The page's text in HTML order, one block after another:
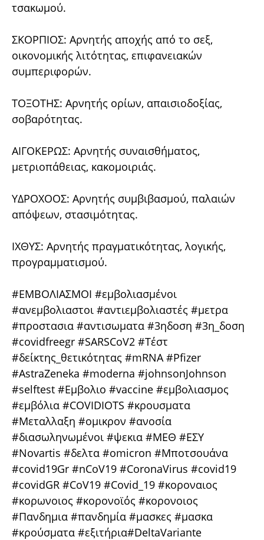
τσακωμού.
ΣΚΟΡΠΙΟΣ: Αρνητής αποχής από το σεξ,
οικονομικής λιτότητας, επιφανειακών
συμπεριφορών.
ΤΟΞΟΤΗΣ: Αρνητής ορίων, απαισιοδοξίας,
σοβαρότητας.
ΑΙΓΟΚΕΡΩΣ: Αρνητής συναισθήματος,
μετριοπάθειας, κακομοιριάς.
ΥΔΡΟΧΟΟΣ: Αρνητής συμβιβασμού, παλαιών
απόψεων, στασιμότητας.
ΙΧΘΥΣ: Αρνητής πραγματικότητας, λογικής,
προγραμματισμού.
#ΕΜΒΟΛΙΑΣΜΟΙ #εμβολιασμένοι
#ανεμβολιαστοι #αντιεμβολιαστές #μετρα
#προστασια #αντισωματα #3ηδοση #3η_δοση
#covidfreegr #SARSCoV2 #Τέστ
#δείκτης_θετικότητας #mRNA #Pfizer
#AstraZeneka #moderna #johnsonJohnson
#selftest #Εμβολιο #vaccine #εμβολιασμος
#εμβόλια #COVIDIOTS #κρουσματα
#Μεταλλαξη #ομικρον #ανοσία
#διασωληνωμένοι #ψεκια #ΜΕΘ #ΕΣΥ
#Novartis #δελτα #omicron #Μποτσουάνα
#covid19Gr #nCoV19 #CoronaVirus #covid19
#covidGR #CoV19 #Covid_19 #κοροναιος
#κορωνοιος #κορονοϊός #κορονοιος
#Πανδημια #πανδημία #μασκες #μασκα
#κρούσματα #εξιτήρια#DeltaVariante